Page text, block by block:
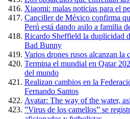
Xiaomi: malas noticias para el
Canciller de México confirma
Perú está dando asilo a familia
Ricardo Sheffield la duplicidad
Bad Bunny
Varios drones rusos alcanzan la
Termina el mundial en Qatar
del mundo
Realizan cambios en la
Fernando Santos
Avatar: The way of the water,
”Virus de los camellos” se